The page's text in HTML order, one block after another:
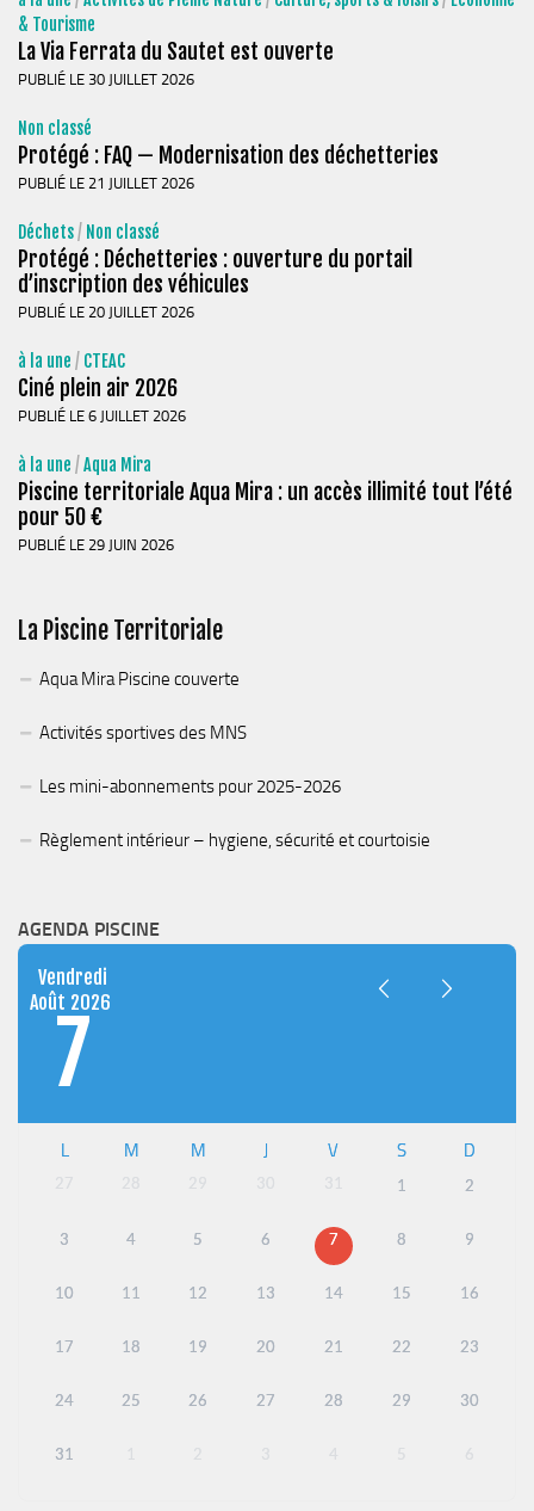
& Tourisme
La Via Ferrata du Sautet est ouverte
PUBLIÉ LE 30 JUILLET 2026
Non classé
Protégé : FAQ — Modernisation des déchetteries
PUBLIÉ LE 21 JUILLET 2026
Déchets/ Non classé
Protégé : Déchetteries : ouverture du portail
d’inscription des véhicules
PUBLIÉ LE 20 JUILLET 2026
à la une / CTEAC
Ciné plein air 2026
PUBLIÉ LE 6 JUILLET 2026
à la une /Aqua Mira
Piscine territoriale Aqua Mira : un accès illimité tout l’été
pour 50 €
PUBLIÉ LE 29 JUIN 2026
La Piscine Territoriale
Aqua Mira Piscine couverte
Activités sportives des MNS
Les mini-abonnements pour 2025-2026
Règlement intérieur – hygiene, sécurité et courtoisie
AGENDA PISCINE
Vendredi
Août 2026
7
L M M J V S D
1 2
3 4 5 6 7 8 9
10 11 12 13 14 15 16
17 18 19 20 21 22 23
24 25 26 27 28 29 30
31